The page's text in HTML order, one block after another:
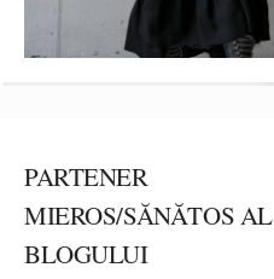
PARTENER
MIEROS/SĂNĂTOS AL
BLOGULUI